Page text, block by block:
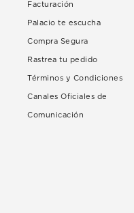
Facturación
Palacio te escucha
Compra Segura
Rastrea tu pedido
Términos y Condiciones
Canales Oficiales de
Comunicación